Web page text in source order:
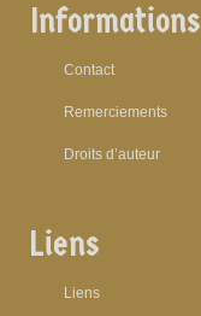
Informations
Contact
Remerciements
Droits d’auteur
Liens
Liens